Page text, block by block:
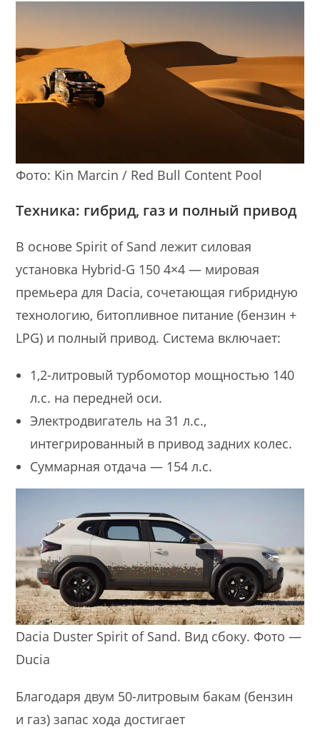
Фото: Kin Marcin / Red Bull Content Pool
Техника: гибрид, газ и полный привод
В основе Spirit of Sand лежит силовая
установка Hybrid-G 150 4×4 — мировая
премьера для Dacia, сочетающая гибридную
технологию, битопливное питание (бензин +
LPG) и полный привод. Система включает:
1,2-литровый турбомотор мощностью 140
л.с. на передней оси.
Электродвигатель на 31 л.с.,
интегрированный в привод задних колес.
Суммарная отдача — 154 л.с.
Dacia Duster Spirit of Sand. Вид сбоку. Фото —
Ducia
Благодаря двум 50-литровым бакам (бензин
и газ) запас хода достигает